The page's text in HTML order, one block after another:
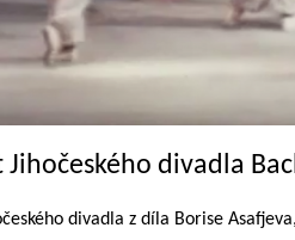
Jihočeského divadla
divadla z díla Borise